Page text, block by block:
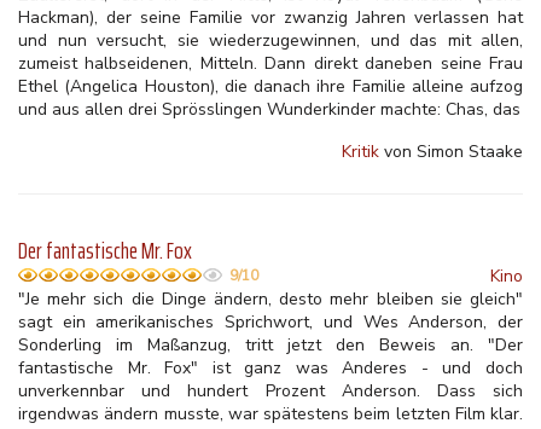
Hackman), der seine Familie vor zwanzig Jahren verlassen hat
und nun versucht, sie wiederzugewinnen, und das mit allen,
zumeist halbseidenen, Mitteln. Dann direkt daneben seine Frau
Ethel (Angelica Houston), die danach ihre Familie alleine aufzog
und aus allen drei Sprösslingen Wunderkinder machte: Chas, das
Kritik von Simon Staake
Der fantastische Mr. Fox
9/10
Kino
"Je mehr sich die Dinge ändern, desto mehr bleiben sie gleich"
sagt ein amerikanisches Sprichwort, und Wes Anderson, der
Sonderling im Maßanzug, tritt jetzt den Beweis an. "Der
fantastische Mr. Fox" ist ganz was Anderes - und doch
unverkennbar und hundert Prozent Anderson. Dass sich
irgendwas ändern musste, war spätestens beim letzten Film klar.